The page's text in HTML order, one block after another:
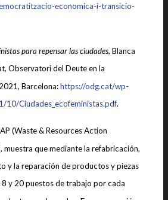
economica-i-transicio-
para repensar las ciudades, Blanca
Observatori del Deute en la
Barcelona:https://odg.cat/wp-
10/Ciudades_ecofeministas.pdf.
(Waste & Resources Action
muestra que mediante la refabricación,
y la reparación de productos y piezas
8 y 20 puestos de trabajo por cada